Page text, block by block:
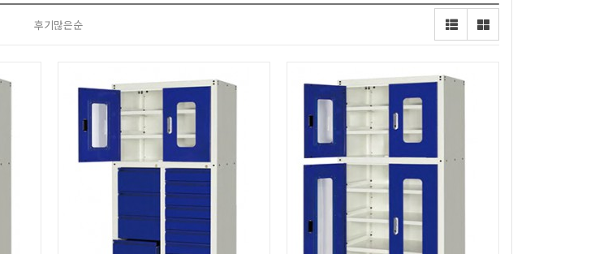
후기많은순